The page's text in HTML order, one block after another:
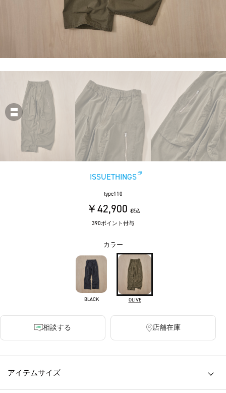
ISSUETHINGS
type110
￥42,900 税込
390ポイント付与
カラー
BLACK OLIVE
相談する 店舗在庫
アイテムサイズ